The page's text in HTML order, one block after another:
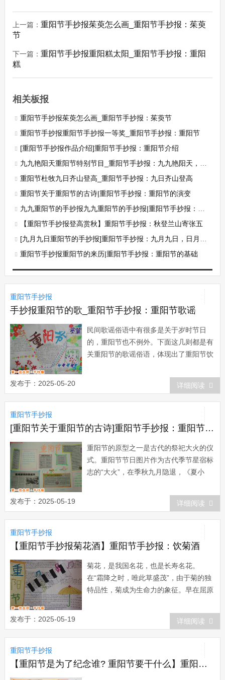
上一篇： 重阳节手抄报茱萸怎么画_重阳节手抄报：茱萸
节
下一篇： 重阳节手抄报重阳糕太阳_重阳节手抄报：重阳
糕
相关板报
重阳节手抄报茱萸怎么画_重阳节手抄报：茱萸节
重阳节手抄报重阳节手抄报一等奖_重阳节手抄报：重阳节
[重阳节手抄报作品介绍]重阳节手抄报：重阳节介绍
九九艳阳天重阳节特别节目_重阳节手抄报：九九艳阳天，快乐随你身
重阳节杜牧九日齐山登高_重阳节手抄报：九日齐山登高
重阳节关于重阳节的古诗|重阳节手抄报：重阳节的演变
九九重阳节的手抄报九九重阳节的手抄报|重阳节手抄报：九九重阳节手抄报
【重阳节手抄报登高赏秋】重阳节手抄报：秋登兰山寄张五
[九月九日重阳节的手抄报]重阳节手抄报：九月九日，日月并阳，两九相重
重阳节手抄报重阳节的来历|重阳节手抄报：重阳节的基础
重阳节手抄报
手抄报重阳节的歌_重阳节手抄报：重阳节歌谣
民间歌谣俗语中有很多是关于岁时节日
的，重阳节也不例外。下面这几则都是有
关重阳节的歌谣俗语，体现出了重阳节饮
卜天气的风俗。菊花黄，黄种强;菊花
香，黄种康;九月九，饮菊酒，人共菊花
醉重阳。九月九，是重阳;放纸鹞，线爱
长。八月中秋哥送饼，九月重阳妹送鞋
(仫佬族)。重...
发布于：2025-05-20 详细阅读
重阳节手抄报
[重阳节关于重阳节的古诗]重阳节手抄报：重阳节的原型
重阳节的原型之一是古代的祭祀大火的仪
式。重阳节节日图片作为古代季节星宿标
志的“大火”，在季秋九月隐退，《夏小
使一向以大火星为季节生产与季节生活标
识的古人失去了时间的坐标，同时使将大
火奉若神明的古人产生莫名的恐惧...
发布于：2025-05-19 详细阅读
重阳节手抄报
【重阳节手抄报菊花酒】重阳节手抄报：饮菊酒
菊花，是我国名花，也是长寿名花。
在“霜降之时，唯此草盛茂”，由于菊的独
特品性，菊成为生命力的象征。早在屈原
服食菊花瓣。汉代就已有了菊花酒。魏时
曹五曾在重阳赠菊给钟蹈，祝他长寿。晋
代葛洪在《抱朴子》中记河南南阳山...
发布于：2025-05-19 详细阅读
重阳节手抄报
【重阳节是为了纪念谁? 重阳节要干什么】重阳节手抄报：重阳节发展史